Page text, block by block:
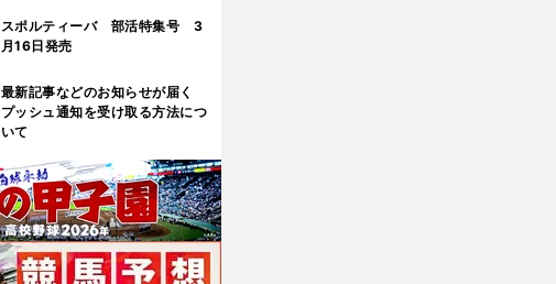
スポルティーバ 部活特集号 3
月16日発売
最新記事などのお知らせが届く
プッシュ通知を受け取る方法につ
いて